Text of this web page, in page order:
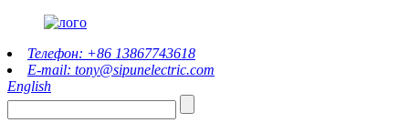
Телефон: +86 13867743618
E-mail: tony@sipunelectric.com
English